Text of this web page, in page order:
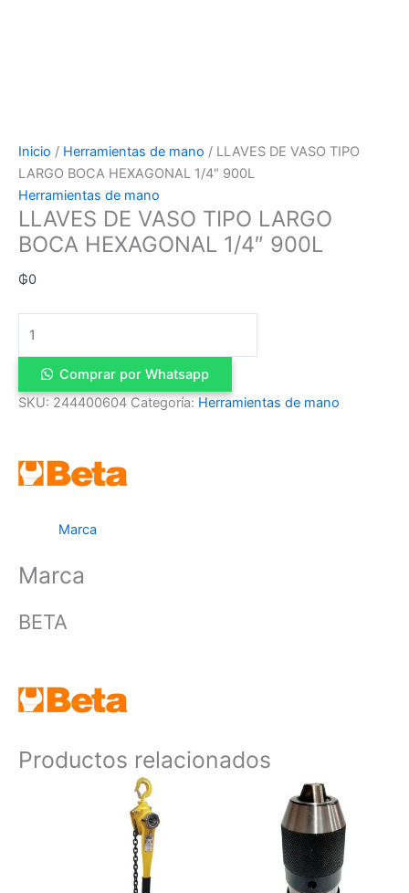
Inicio / Herramientas de mano / LLAVES DE VASO TIPO
LARGO BOCA HEXAGONAL 1/4″ 900L
Herramientas de mano
LLAVES DE VASO TIPO LARGO
BOCA HEXAGONAL 1/4″ 900L
₲0
Comprar por Whatsapp
SKU: 244400604 Categoría: Herramientas de mano
Marca
Marca
BETA
Productos relacionados